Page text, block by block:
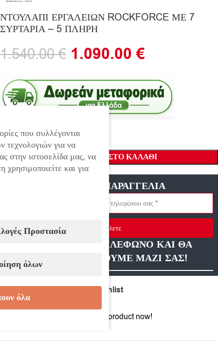
ΝΤΟΥΛΑΠΙ ΕΡΓΑΛΕΙΩΝ ROCKFORCE ΜΕ 7
ΣΥΡΤΑΡΙΑ – 5 ΠΛΗΡΗ
1.540.00€ 1.090.00€
ΠΡΟΣΘΉΚΗ ΣΤΟ ΚΑΛΆΘΙ
ΓΡΗΓΟΡΗ ΠΑΡΑΓΓΕΛΙΑ
Στείλετε
ΑΦΗΣΤΕ ΜΑΣ ΤΗΛΕΦΩΝΟ ΚΑΙ ΘΑ
ΕΠΙΚΟΙΝΩΝΗΣΟΥΜΕ ΜΑΖΙ ΣΑΣ!
Add to wishlist
People watching this product now!
που συλλέγονται
για να
στην ιστοσελίδα μας, να
και για
Προστασία
όλων
όλα